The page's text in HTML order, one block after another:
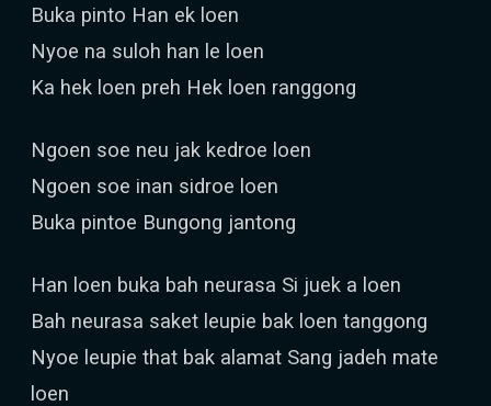
Buka pinto Han ek loen
Nyoe na suloh han le loen
Ka hek loen preh Hek loen ranggong
Ngoen soe neu jak kedroe loen
Ngoen soe inan sidroe loen
Buka pintoe Bungong jantong
Han loen buka bah neurasa Si juek a loen
Bah neurasa saket leupie bak loen tanggong
Nyoe leupie that bak alamat Sang jadeh mate
loen